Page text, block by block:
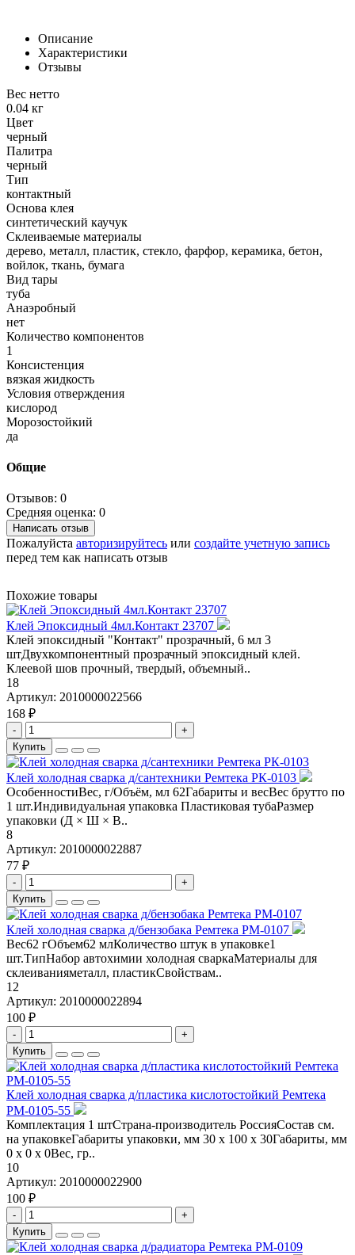
Описание
Характеристики
Отзывы
Вес нетто
0.04 кг
Цвет
черный
Палитра
черный
Тип
контактный
Основа клея
синтетический каучук
Склеиваемые материалы
дерево, металл, пластик, стекло, фарфор, керамика, бетон,
войлок, ткань, бумага
Вид тары
туба
Анаэробный
нет
Количество компонентов
1
Консистенция
вязкая жидкость
Условия отверждения
кислород
Морозостойкий
да
Общие
Отзывов: 0
Средняя оценка: 0
Написать отзыв
Пожалуйста авторизируйтесь или создайте учетную запись
перед тем как написать отзыв
Похожие товары
Клей Эпоксидный 4мл.Контакт 23707
Клей эпоксидный "Контакт" прозрачный, 6 мл 3
штДвухкомпонентный прозрачный эпоксидный клей.
Клеевой шов прочный, твердый, объемный..
18
Артикул: 2010000022566
168 ₽
-
+
Купить
Клей холодная сварка д/сантехники Ремтека РК-0103
ОсобенностиВес, г/Объём, мл 62Габариты и весВес брутто по
1 шт.Индивидуальная упаковка Пластиковая тубаРазмер
упаковки (Д × Ш × В..
8
Артикул: 2010000022887
77 ₽
-
+
Купить
Клей холодная сварка д/бензобака Ремтека РМ-0107
Вес62 гОбъем62 млКоличество штук в упаковке1
шт.ТипНабор автохимии холодная сваркаМатериалы для
склеиванияметалл, пластикСвойствам..
12
Артикул: 2010000022894
100 ₽
-
+
Купить
Клей холодная сварка д/пластика кислотостойкий Ремтека
РМ-0105-55
Комплектация 1 штСтрана-производитель РоссияСостав см.
на упаковкеГабариты упаковки, мм 30 x 100 x 30Габариты, мм
0 x 0 x 0Вес, гр..
10
Артикул: 2010000022900
100 ₽
-
+
Купить